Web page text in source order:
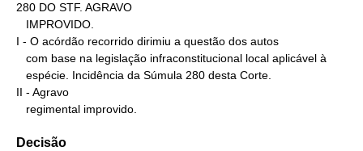
280 DO STF. AGRAVO
I - O acórdão recorrido dirimiu a questão dos autos
II - Agravo
   regimental improvido.
Decisão